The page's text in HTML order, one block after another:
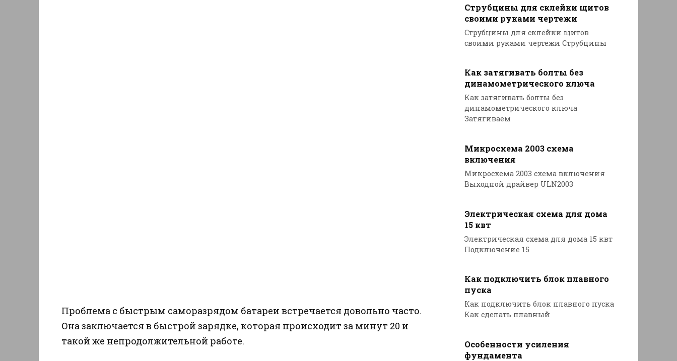
Проблема с быстрым саморазрядом батареи встречается довольно часто.
Она заключается в быстрой зарядке, которая происходит за минут 20 и
такой же непродолжительной работе.
Струбцины для склейки щитов
своими руками чертежи
Струбцины для склейки щитов
своими руками чертежи Струбцины
Как затягивать болты без
динамометрического ключа
Как затягивать болты без
динамометрического ключа
Затягиваем
Микросхема 2003 схема
включения
Микросхема 2003 схема включения
Выходной драйвер ULN2003
Электрическая схема для дома
15 квт
Электрическая схема для дома 15 квт
Подключение 15
Как подключить блок плавного
пуска
Как подключить блок плавного пуска
Как сделать плавный
Особенности усиления
фундамента